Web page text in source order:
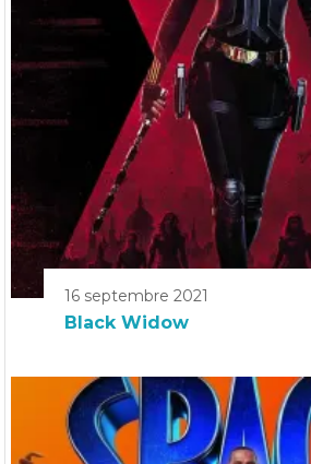
16 septembre 2021
Black Widow